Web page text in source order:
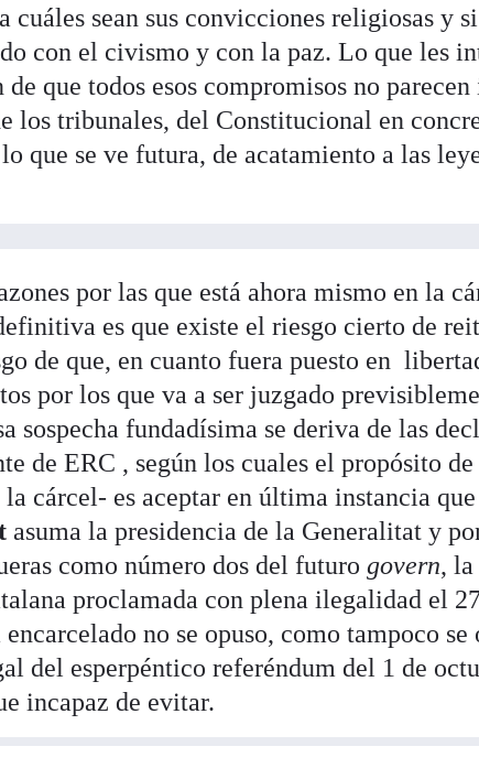
cuáles sean sus convicciones religiosas y
con el civismo y con la paz. Lo que les
de que todos esos compromisos no
los tribunales, del Constitucional en
que se ve futura, de acatamiento a las
por las que está ahora mismo en la
es que existe el riesgo cierto de
de que, en cuanto fuera puesto en
por los que va a ser juzgado
sospecha fundadísima se deriva de las
de ERC , según los cuales el propósito
cárcel- es aceptar en última instancia
asuma la presidencia de la Generalitat y
como número dos del futurogovern,
proclamada con plena ilegalidad el
encarcelado no se opuso, como tampoco
del esperpéntico referéndum del 1 de
incapaz de evitar.